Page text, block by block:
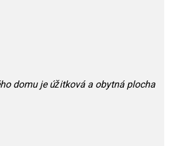
domu je úžitková a obytná plocha